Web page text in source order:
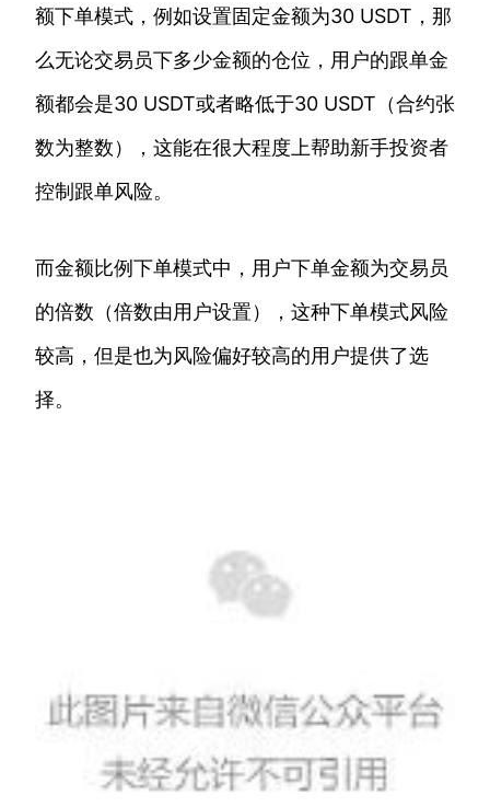
额下单模式，例如设置固定金额为30 USDT，那
么无论交易员下多少金额的仓位，用户的跟单金
额都会是30 USDT或者略低于30 USDT（合约张
数为整数），这能在很大程度上帮助新手投资者
控制跟单风险。
而金额比例下单模式中，用户下单金额为交易员
的倍数（倍数由用户设置），这种下单模式风险
较高，但是也为风险偏好较高的用户提供了选
择。